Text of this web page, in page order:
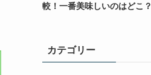
較！一番美味しいのはどこ？
カテゴリー